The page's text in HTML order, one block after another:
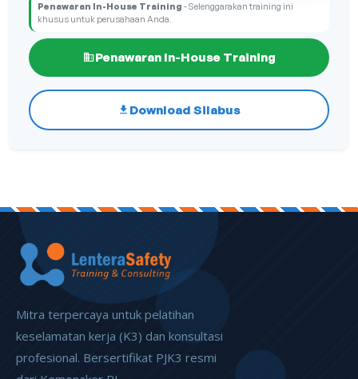
Penawaran In-House Training - Selenggarakan training ini
khusus untuk perusahaan Anda.
Penawaran In-House Training
Download Silabus
Mitra terpercaya untuk pelatihan
keselamatan kerja (K3) dan konsultasi
profesional. Bersertifikat PJK3 resmi